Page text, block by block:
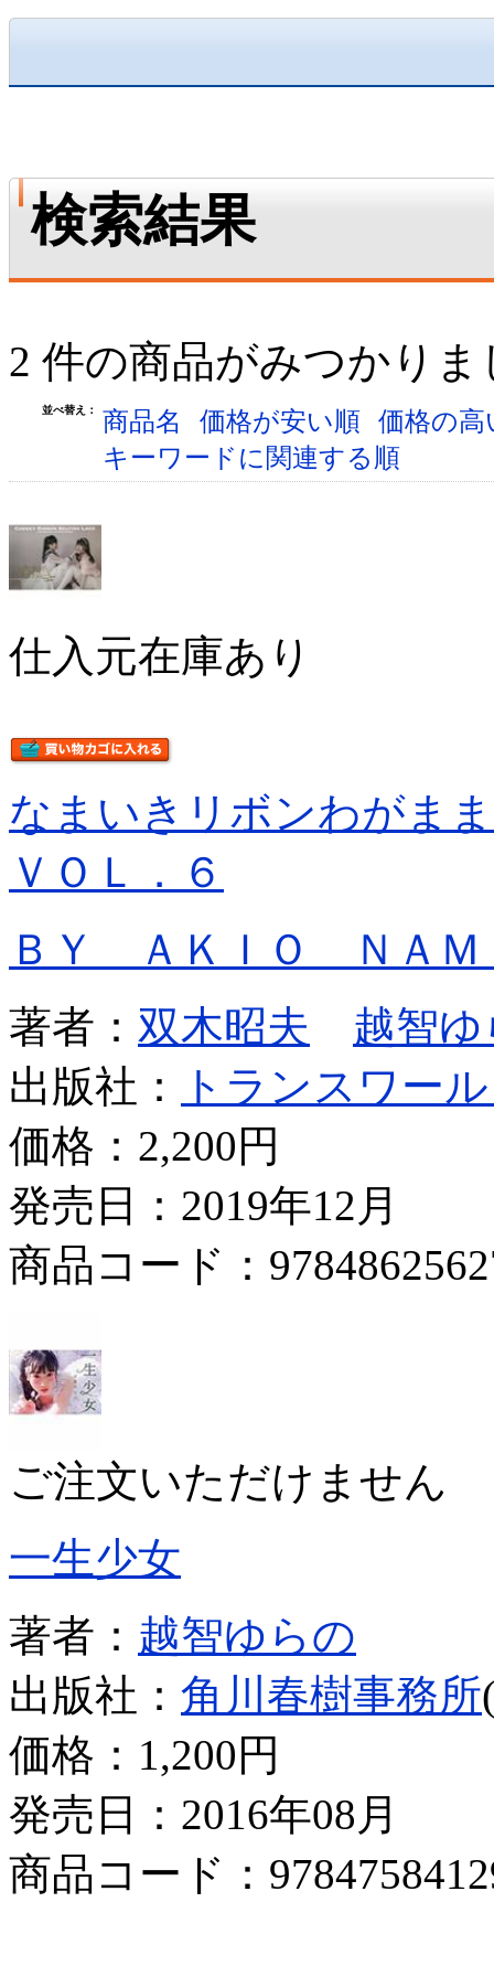
検索結果
2 件の商品がみつかりま
並べ替え： 商品名 価格が安い順 価格の
キーワードに関連する順
仕入元在庫あり
なまいきリボンわが
ＶＯＬ．６
ＢＹ ＡＫＩＯ ＮＡＭ
著者： 双木昭夫
越智
出版社：
トランスワー
価格： 2,200円
発売日：2019年12月
商品コード：
ご注文いただけません
一生少女
著者： 越智ゆらの
出版社： 角川春樹事務所
価格： 1,200円
発売日：2016年08月
商品コード：